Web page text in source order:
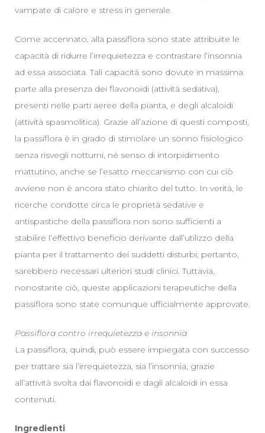
vampate di calore e stress in generale.
Come accennato, alla passiflora sono state attribuite le
capacità di ridurre l’irrequietezza e contrastare l’insonnia
ad essa associata. Tali capacità sono dovute in massima
parte alla presenza dei flavonoidi (attività sedativa),
presenti nelle parti aeree della pianta, e degli alcaloidi
(attività spasmolitica). Grazie all’azione di questi composti,
la passiflora è in grado di stimolare un sonno fisiologico
senza risvegli notturni, né senso di intorpidimento
mattutino, anche se l’esatto meccanismo con cui ciò
avviene non è ancora stato chiarito del tutto. In verità, le
ricerche condotte circa le proprietà sedative e
antispastiche della passiflora non sono sufficienti a
stabilire l’effettivo beneficio derivante dall’utilizzo della
pianta per il trattamento dei suddetti disturbi; pertanto,
sarebbero necessari ulteriori studi clinici. Tuttavia,
nonostante ciò, queste applicazioni terapeutiche della
passiflora sono state comunque ufficialmente approvate.
Passiflora contro irrequietezza e insonnia
La passiflora, quindi, può essere impiegata con successo
per trattare sia l’irrequietezza, sia l’insonnia, grazie
all’attività svolta dai flavonoidi e dagli alcaloidi in essa
contenuti.
Ingredienti